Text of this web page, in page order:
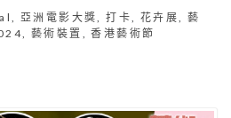
亞洲電影大獎 ,打卡 花卉展
藝
,藝術裝置 ,香港藝術節